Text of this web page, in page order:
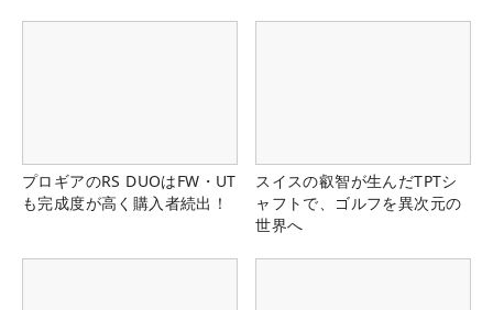
プロギアのRS DUOはFW・UT
も完成度が高く購入者続出！
スイスの叡智が生んだTPTシ
ャフトで、ゴルフを異次元の
世界へ